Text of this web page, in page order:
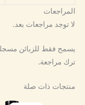
المراجعات
لا توجد مراجعات بعد.
يسمح فقط للزبائن
ترك مراجعة.
منتجات ذات صلة